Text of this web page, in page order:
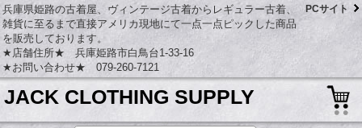
兵庫県姫路の古着屋、ヴィンテージ古着からレギュラー古着、
雑貨に至るまで直接アメリカ現地にて一点一点ピックした商品
を販売しております。
★店舗住所★ 兵庫姫路市白鳥台1-33-16
★お問い合わせ★ 079-260-7121
PCサイト
JACK CLOTHING SUPPLY